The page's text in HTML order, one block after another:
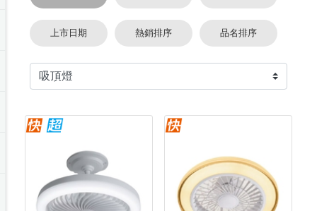
五穀/南北貨
湯類/湯塊
油/調味料 醬油.油膏.蠔油
泡麵 / 麵條
碗麵/義大利麵
麵條/快煮麵/米粉
醬菜/玉米罐
零嘴
堅果/海苔
美味餅乾 糕餅/點心
糖果/巧克力
巧克力
果汁咖啡
碳酸/礦泉水
箱購飲料
機能保健
奶粉/穀麥片 麥片/玉米片
沖調穀粉/隨手包
特色茶品
紅茶
奶茶/花草茶
咖啡豆/粉/濾掛
可可/糖/奶精
香皂/洗手乳
美髮造型 造型髮品
口腔清潔
牙膏/漱口水
卸妝/粉刺調理
開架/身體保養
面/眼膜
保鮮/微波
掃除用具/照明/五金 洗衣/曬衣用具
電池/延長線
傢飾/收納/衛浴
收納用品
衛浴/毛巾
寵物清潔/百貨
廚房紙巾/平版/
箱購免運區
衣物清潔 洗衣粉/皂
漂白水/柔軟精
居家清潔
浴廁/水管清潔
居家清潔/除濕芳
成人/嬰兒紙尿褲
嬰兒尿布
成人紙尿褲
烤箱/微波/電磁爐
快煮壺/烘碗機
季節家電 風扇/防蚊家電
生活家電
美容家電
數位週邊
手機/平板周邊
辦公文具/收納
玩具/擺設小物
汽機車百貨 汽車百貨
休閒/運動
健身/按摩/瑜珈
測量/護具/其他
配件
男/女/機能包
調理食品
箱購免運 清潔用品免運
居家/汽百用品
主題專區
店長推薦
這夏不怕熱
上市日期 熱銷排序 品名排序